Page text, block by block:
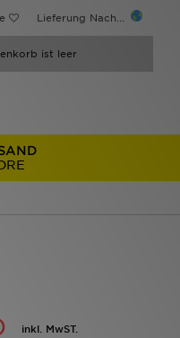
Lieferung Nach...
ist leer
inkl. MwST.